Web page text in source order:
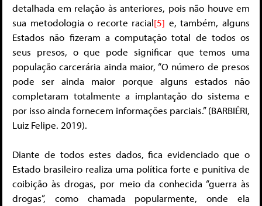
detalhada em relação às anteriores, pois não houve em
sua metodologia o recorte racial[5] e, também, alguns
Estados não fizeram a computação total de todos os
seus presos, o que pode significar que temos uma
população carcerária ainda maior, “O número de presos
pode ser ainda maior porque alguns estados não
completaram totalmente a implantação do sistema e
por isso ainda fornecem informações parciais.” (BARBIÉRI,
Luiz Felipe. 2019).
Diante de todos estes dados, fica evidenciado que o
Estado brasileiro realiza uma política forte e punitiva de
coibição às drogas, por meio da conhecida “guerra às
drogas”, como chamada popularmente, onde ela